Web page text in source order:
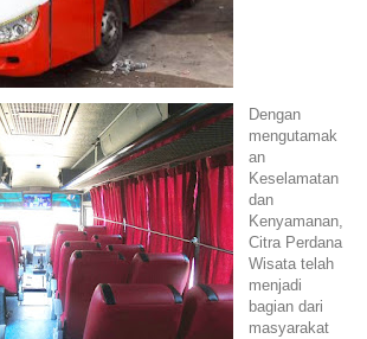
Dengan
mengutamak
an
Keselamatan
dan
Kenyamanan,
Citra Perdana
Wisata telah
menjadi
bagian dari
masyarakat